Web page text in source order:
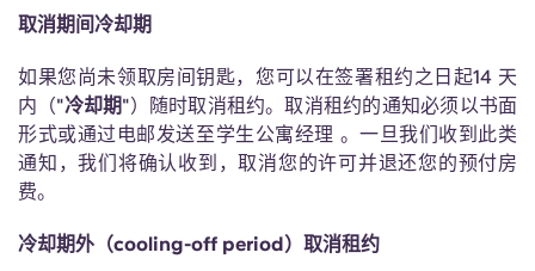
English (US)
Español
选择一个城市
选择一间公寓
立即预订
取消期间冷却期
如果您尚未领取房间钥匙，您可以在签署租约之日起14 天
内（"冷却期"）随时取消租约。取消租约的通知必须以书面
形式或通过电邮发送至学生公寓经理 。一旦我们收到此类
通知，我们将确认收到，取消您的许可并退还您的预付房
费。
冷却期外（cooling-off period）取消租约